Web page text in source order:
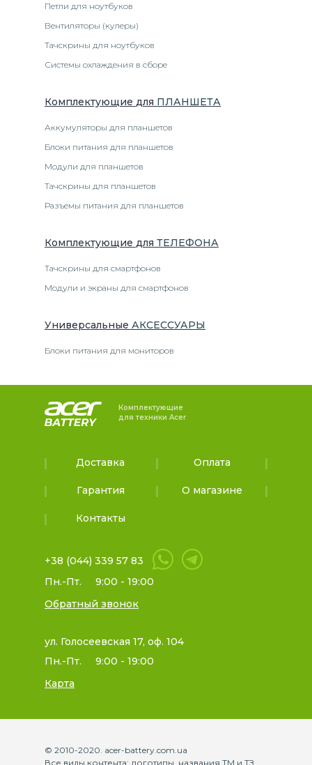
Петли для ноутбуков
Вентиляторы (кулеры)
Тачскрины для ноутбуков
Системы охлаждения в сборе
Комплектующие для ПЛАНШЕТА
Аккумуляторы для планшетов
Блоки питания для планшетов
Модули для планшетов
Тачскрины для планшетов
Разъемы питания для планшетов
Комплектующие для ТЕЛЕФОНА
Тачскрины для смартфонов
Модули и экраны для смартфонов
Универсальные АКСЕССУАРЫ
Блоки питания для мониторов
Комплектующие
для техники Acer
Доставка Оплата
Гарантия О магазине
Контакты
+38 (044) 339 57 83
Пн.-Пт.
9:00 - 19:00
Обратный звонок
ул. Голосеевская 17, оф. 104
Пн.-Пт.
9:00 - 19:00
Карта
© 2010-2020. acer-battery.com.ua
Все виды контента: логотипы, названия ТМ и ТЗ,